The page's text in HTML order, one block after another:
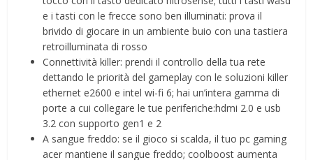
e i tasti con le frecce sono ben illuminati: prova il
brivido di giocare in un ambiente buio con una tastiera
retroilluminata di rosso
Connettività killer: prendi il controllo della tua rete
dettando le priorità del gameplay con le soluzioni killer
ethernet e2600 e intel wi-fi 6; hai un’intera gamma di
porte a cui collegare le tue periferiche:hdmi 2.0 e usb
3.2 con supporto gen1 e 2
A sangue freddo: se il gioco si scalda, il tuo pc gaming
acer mantiene il sangue freddo; coolboost aumenta